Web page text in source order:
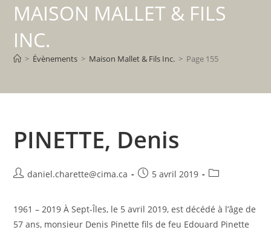
MAISON MALLET & FILS
INC.
> Évènements > Maison Mallet & Fils Inc. > Page 155
PINETTE, Denis
Auteur/autrice
publication :
daniel.charette@cima.ca
Publication
5 avril 2019
Post
1961 – 2019 À Sept-Îles, le 5 avril 2019, est décédé à l’âge de
57 ans, monsieur Denis Pinette fils de feu Edouard Pinette